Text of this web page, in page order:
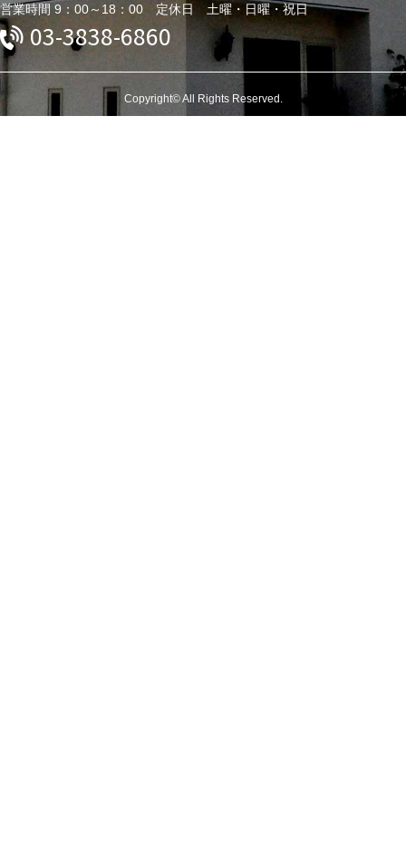
営業時間 9：00～18：00 定休日 土曜・日曜・祝日
03-3838-6860
Copyright© All Rights Reserved.